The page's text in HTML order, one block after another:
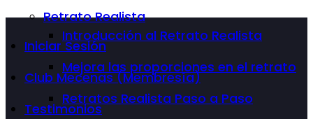
Retrato Realista
Introducción al Retrato Realista
Mejora las proporciones en el retrato
Retratos Realista Paso a Paso
Iniciar Sesión
Club Mecenas (Membresía)
Testimonios